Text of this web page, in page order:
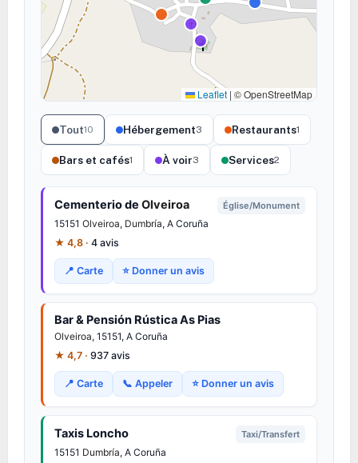
Leaflet | © OpenStreetMap
Tout10 Hébergement3 Restaurants1
Bars et cafés1 À voir3 Services2
Cementerio de Olveiroa Église/Monument
15151 Olveiroa, Dumbría, A Coruña
★ 4,8 · 4 avis
📍 Carte ⭐ Donner un avis
Bar & Pensión Rústica As Pias
Olveiroa, 15151, A Coruña
★ 4,7 · 937 avis
📍 Carte 📞 Appeler ⭐ Donner un avis
Taxis Loncho Taxi/Transfert
15151 Dumbría, A Coruña